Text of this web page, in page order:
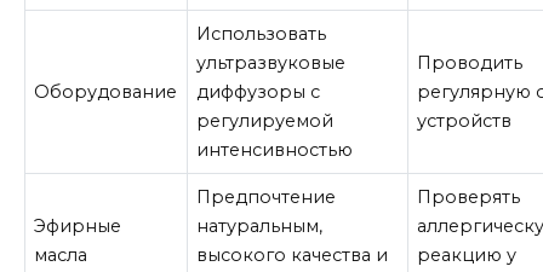
Оборудование
Использовать
ультразвуковые
диффузоры с
регулируемой
интенсивностью
Проводить
регулярную
устройств
Эфирные
масла
Предпочтение
натуральным,
высокого качества и
Проверять
реакцию у